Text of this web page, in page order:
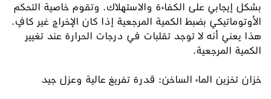
بشكل إيجابي على الكفاءة والاستهلاك. وتقوم خاصية التحكم
الأوتوماتيكي بضبط الكمية المرجعية إذا كان الإخراج غير كافٍ.
هذا يعني أنه لا توجد تقلبات في درجات الحرارة عند تغيير
الكمية المرجعية.
خزان تخزين الماء الساخن: قدرة تفريغ عالية وعزل جيد